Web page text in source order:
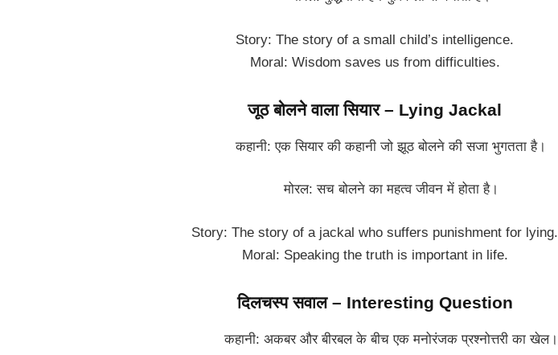
Story: The story of a small child’s intelligence.
Moral: Wisdom saves us from difficulties.
जूठ बोलने वाला सियार – Lying Jackal
कहानी: एक सियार की कहानी जो झूठ बोलने की सजा भुगतता है।
मोरल: सच बोलने का महत्व जीवन में होता है।
Story: The story of a jackal who suffers punishment for lying.
Moral: Speaking the truth is important in life.
दिलचस्प सवाल – Interesting Question
कहानी: अकबर और बीरबल के बीच एक मनोरंजक प्रश्नोत्तरी का खेल।